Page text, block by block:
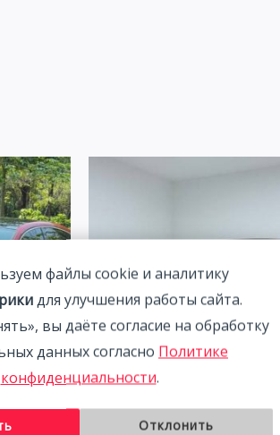
Volkswagen Lamando 1.4T
файлы cookie и аналитику
для улучшения работы сайта.
вы даёте согласие на обработку
данных согласно Политике
конфиденциальности.
Отклонить